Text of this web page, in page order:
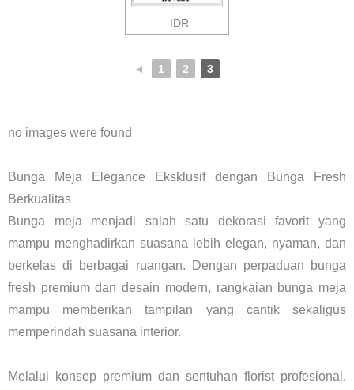
IDR
◄ 1 2 3
no images were found
Bunga Meja Elegance Eksklusif dengan Bunga Fresh
Berkualitas
Bunga meja menjadi salah satu dekorasi favorit yang
mampu menghadirkan suasana lebih elegan, nyaman, dan
berkelas di berbagai ruangan. Dengan perpaduan bunga
fresh premium dan desain modern, rangkaian bunga meja
mampu memberikan tampilan yang cantik sekaligus
memperindah suasana interior.
Melalui konsep premium dan sentuhan florist profesional,